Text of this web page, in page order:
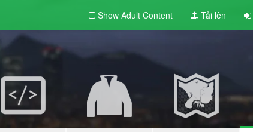
Show Adult Content Tải lên